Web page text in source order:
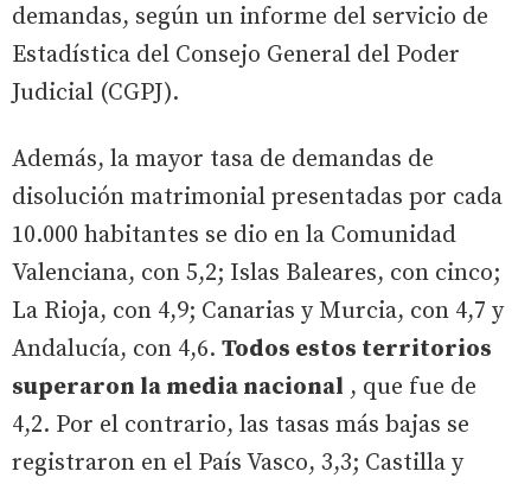
demandas, según un informe del servicio de
Estadística del Consejo General del Poder
Judicial (CGPJ).
Además, la mayor tasa de demandas de
disolución matrimonial presentadas por cada
10.000 habitantes se dio en la Comunidad
Valenciana, con 5,2; Islas Baleares, con cinco;
La Rioja, con 4,9; Canarias y Murcia, con 4,7 y
Andalucía, con 4,6. Todos estos territorios
superaron la media nacional , que fue de
4,2. Por el contrario, las tasas más bajas se
registraron en el País Vasco, 3,3; Castilla y